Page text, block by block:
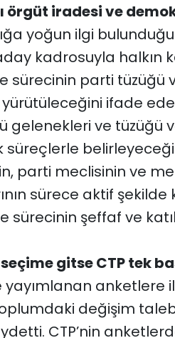
örgüt iradesi ve
yoğun ilgi
kadrosuyla halkın
sürecinin parti tüzüğü
ifade
gelenekleri ve tüzüğü
parti meclisinin ve
sürece aktif şekilde
sürecinin şeffaf ve
gitse CTP tek
anketlere
değişim
CTP’nin